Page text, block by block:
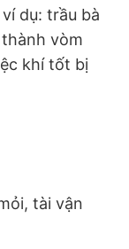
ví dụ: trầu bà
vòm
khí tốt bị
tài vận